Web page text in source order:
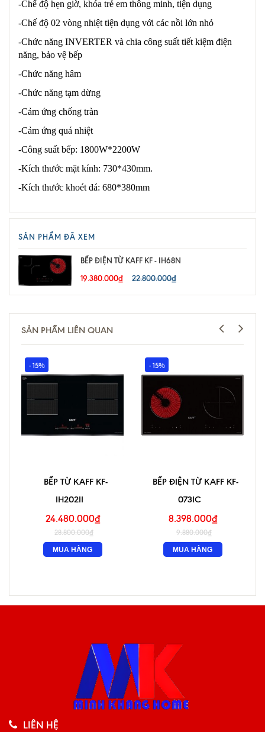
-Chế độ hẹn giờ, khóa trẻ em thông minh, tiện dụng
-Chế độ 02 vòng nhiệt tiện dụng với các nồi lớn nhỏ
-Chức năng INVERTER và chia công suất tiết kiệm điện
năng, bảo vệ bếp
-Chức năng hâm
-Chức năng tạm dừng
-Cảm ứng chống tràn
-Cảm ứng quá nhiệt
-Công suất bếp: 1800W*2200W
-Kích thước mặt kính: 730*430mm.
-Kích thước khoét đá: 680*380mm
SẢN PHẨM ĐÃ XEM
BẾP ĐIỆN TỪ KAFF KF - IH68N
19.380.000₫
22.800.000₫
SẢN PHẨM LIÊN QUAN
- 15%
BẾP TỪ KAFF KF-
IH202II
24.480.000₫
28.800.000₫
MUA HÀNG
- 15%
BẾP ĐIỆN TỪ KAFF KF-
073IC
8.398.000₫
9.880.000₫
MUA HÀNG
LIÊN HỆ